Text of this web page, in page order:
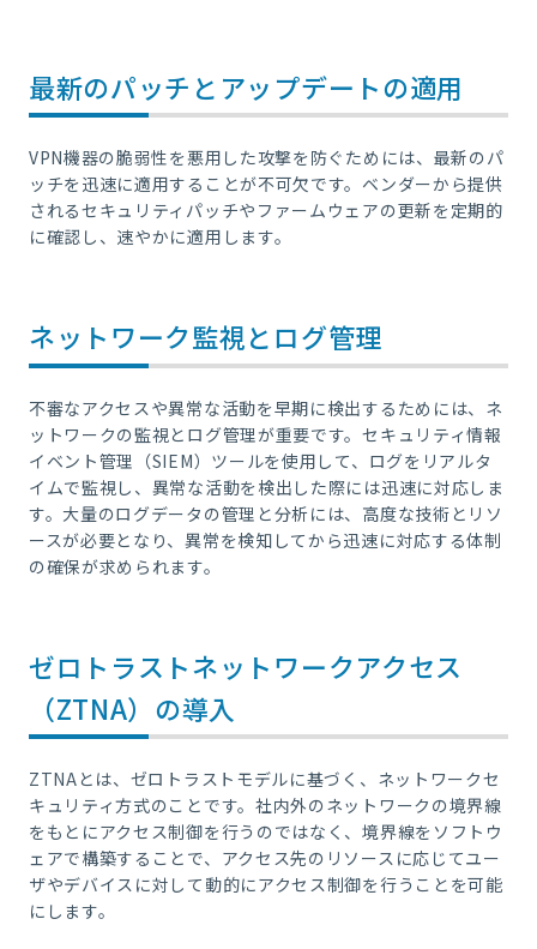
最新のパッチとアップデートの適用
VPN機器の脆弱性を悪用した攻撃を防ぐためには、最新のパ
ッチを迅速に適用することが不可欠です。ベンダーから提供
されるセキュリティパッチやファームウェアの更新を定期的
に確認し、速やかに適用します。
ネットワーク監視とログ管理
不審なアクセスや異常な活動を早期に検出するためには、ネ
ットワークの監視とログ管理が重要です。セキュリティ情報
イベント管理（SIEM）ツールを使用して、ログをリアルタ
イムで監視し、異常な活動を検出した際には迅速に対応しま
す。大量のログデータの管理と分析には、高度な技術とリソ
ースが必要となり、異常を検知してから迅速に対応する体制
の確保が求められます。
ゼロトラストネットワークアクセス
（ZTNA）の導入
ZTNAとは、ゼロトラストモデルに基づく、ネットワークセ
キュリティ方式のことです。社内外のネットワークの境界線
をもとにアクセス制御を行うのではなく、境界線をソフトウ
ェアで構築することで、アクセス先のリソースに応じてユー
ザやデバイスに対して動的にアクセス制御を行うことを可能
にします。